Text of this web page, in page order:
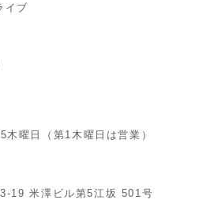
イブ
木曜日（第1木曜日は営業）
19 米澤ビル第5江坂 501号